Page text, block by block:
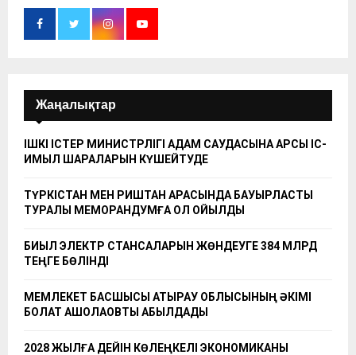
Жаңалықтар
ІШКІ ІСТЕР МИНИСТРЛІГІ АДАМ САУДАСЫНА ҚАРСЫ ІС-
ҚИМЫЛ ШАРАЛАРЫН КҮШЕЙТУДЕ
ТҮРКІСТАН МЕН РИШТАН АРАСЫНДА БАУЫРЛАСТЫҚ
ТУРАЛЫ МЕМОРАНДУМҒА ҚОЛ ҚОЙЫЛДЫ
БИЫЛ ЭЛЕКТР СТАНСАЛАРЫН ЖӨНДЕУГЕ 384 МЛРД
ТЕҢГЕ БӨЛІНДІ
МЕМЛЕКЕТ БАСШЫСЫ АТЫРАУ ОБЛЫСЫНЫҢ ӘКІМІ
БОЛАТ АҚШОЛАҚОВТЫ ҚАБЫЛДАДЫ
2028 ЖЫЛҒА ДЕЙІН КӨЛЕҢКЕЛІ ЭКОНОМИКАНЫ